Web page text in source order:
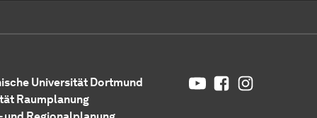
Universität Dortmund
Raumplanung
YouTubeFacebookInstagram